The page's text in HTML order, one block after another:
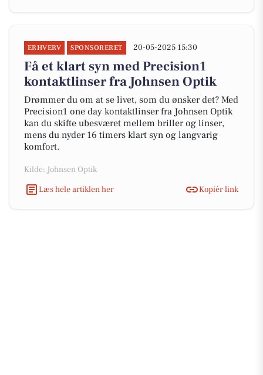
ERHVERV SPONSORERET 20-05-2025 15:30
Få et klart syn med Precision1
kontaktlinser fra Johnsen Optik
Drømmer du om at se livet, som du ønsker det? Med
Precision1 one day kontaktlinser fra Johnsen Optik
kan du skifte ubesværet mellem briller og linser,
mens du nyder 16 timers klart syn og langvarig
komfort.
Kilde: Johnsen Optik
Læs hele artiklen her
Kopiér link